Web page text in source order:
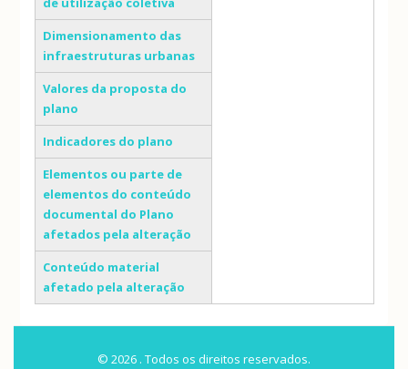
Dimensionamento das
infraestruturas urbanas
Valores da proposta do
plano
Indicadores do plano
Elementos ou parte de
elementos do conteúdo
documental do Plano
afetados pela alteração
Conteúdo material
afetado pela alteração
© 2026 . Todos os direitos reservados.